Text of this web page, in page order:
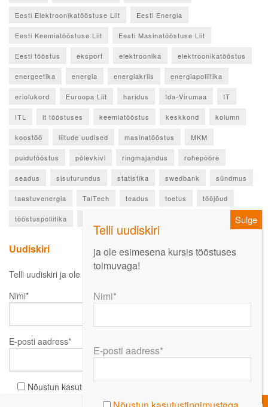
Eesti Elektroonikatööstuse Liit Eesti Energia
Eesti Keemiatööstuse Liit Eesti Masinatööstuse Liit
Eesti tööstus eksport elektroonika elektroonikatööstus
energeetika energia energiakriis energiapoliitika
eriolukord Euroopa Liit haridus Ida-Virumaa IT
ITL it tööstuses keemiatööstus keskkond kolumn
koostöö liitude uudised masinatööstus MKM
puidutööstus põlevkivi ringmajandus rohepööre
seadus sisuturundus statistika swedbank sündmus
taastuvenergia TalTech teadus toetus tööjõud
tööstuspoliitika
Uudiskiri
Telli uudiskiri ja ole esimesena kursis oluliste uudistega!
Nimi*
E-posti aadress*
Nõustun kasutustingimustega
ja ole esimesena kursis tööstuses
toimuvaga!
Nimi*
E-posti aadress*